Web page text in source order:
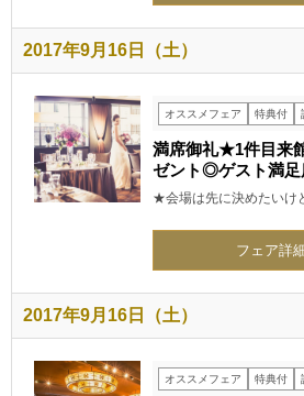
2017年9月16日（土）
オススメフェア 特典付
満席御礼★1件目来
ゼント◎ゲスト満足
★会場は先に決めたいけ
フェア詳
2017年9月16日（土）
オススメフェア 特典付